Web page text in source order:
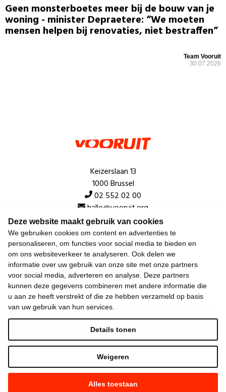
Deze website maakt gebruik van cookies
We gebruiken cookies om content en advertenties te
personaliseren, om functies voor social media te bieden en
om ons websiteverkeer te analyseren. Ook delen we
informatie over uw gebruik van onze site met onze partners
voor social media, adverteren en analyse. Deze partners
kunnen deze gegevens combineren met andere informatie die
u aan ze heeft verstrekt of die ze hebben verzameld op basis
van uw gebruik van hun services.
Alles toestaan
Weigeren
Details tonen
Geen monsterboetes meer bij de bouw van je
woning - minister Depraetere: “We moeten
mensen helpen bij renovaties, niet bestraffen”
Team Vooruit
30.07.2026
Keizerslaan 13
1000 Brussel
02 552 02 00
hallo@vooruit.org
Snel
Over de beweging
Algemeen
Laatste nieuws